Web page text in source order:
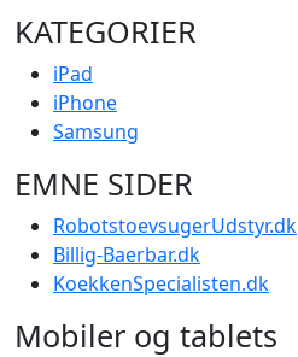
KATEGORIER
iPad
iPhone
Samsung
EMNE SIDER
RobotstoevsugerUdstyr.dk
Billig-Baerbar.dk
KoekkenSpecialisten.dk
Mobiler og tablets